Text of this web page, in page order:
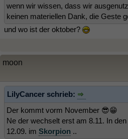
wenn wir wissen, dass wir
keinen materiellen Dank, die Geste
und wo ist der oktober?
moon
LilyCancer schrieb:
Der kommt vorm November 😎😁
Ne der wechselt erst am 8.11. In den
12.09. im Skorpion ..